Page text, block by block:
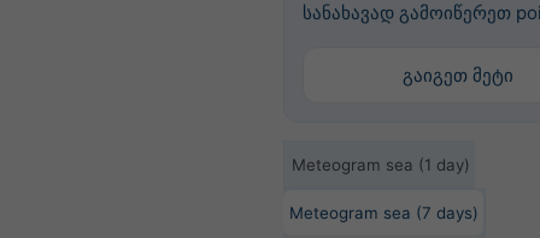
სანახავად გამოიწერეთ
გაიგეთ მეტი
Meteogram sea (1 day)
Meteogram sea (7 days)